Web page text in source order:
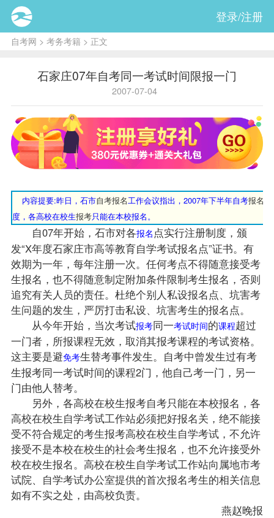
登录/注册
自考网 > 考务考籍 > 正文
石家庄07年自考同一考试时间限报一门
2007-07-04
内容提要:昨日，石市自考报名工作会议指出，2007年下半年自考报名
度，各高校在校生报考只能在本校报名。
自07年开始，石市对各报名 点实行注册制度，颁
发“X年度石家庄市高等教育自学考试报名点”证书。有
效期为一年，每年注册一次。任何考点不得随意接受考
生报名，也不得随意制定附加条件限制考生报名，否则
追究有关人员的责任。杜绝个别人私设报名点、坑害考
生问题的发生，严厉打击私设、坑害考生的报名点。
从今年开始，当次考试报考同一考试时间的课程超过
一门者，所报课程无效，取消其报考课程的考试资格。
这主要是避免考生替考事件发生。自考中曾发生过有考
生报考同一考试时间的课程2门，他自己考一门，另一
门由他人替考。
另外，各高校在校生报考自考只能在本校报名，各
高校在校生自学考试工作站必须把好报名关，绝不能接
受不符合规定的考生报考高校在校生自学考试，不允许
接受不是本校在校生的社会考生报名，也不允许接受外
校在校生报名。高校在校生自学考试工作站向属地市考
试院、自学考试办公室提供的首次报名考生的相关信息
如有不实之处，由高校负责。
燕赵晚报